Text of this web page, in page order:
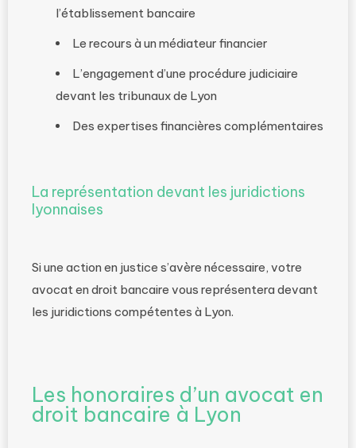
l’établissement bancaire
Le recours à un médiateur financier
L’engagement d’une procédure judiciaire
devant les tribunaux de Lyon
Des expertises financières complémentaires
La représentation devant les juridictions
lyonnaises
Si une action en justice s’avère nécessaire, votre
avocat en droit bancaire vous représentera devant
les juridictions compétentes à Lyon.
Les honoraires d’un avocat en
droit bancaire à Lyon